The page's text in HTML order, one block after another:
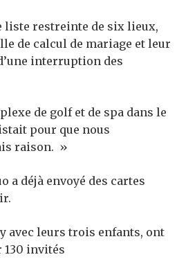
liste restreinte de six lieux,
de calcul de mariage et leur
interruption des
de golf et de spa dans le
pour que nous
raison. »
a déjà envoyé des cartes